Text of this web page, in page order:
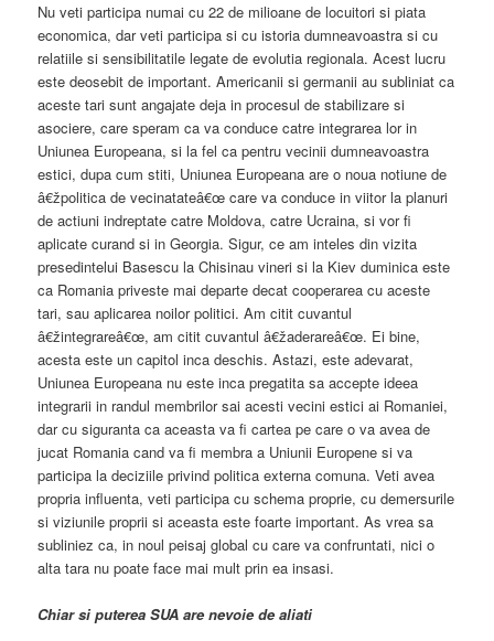
Nu veti participa numai cu 22 de milioane de locuitori si piata
economica, dar veti participa si cu istoria dumneavoastra si cu
relatiile si sensibilitatile legate de evolutia regionala. Acest lucru
este deosebit de important. Americanii si germanii au subliniat ca
aceste tari sunt angajate deja in procesul de stabilizare si
asociere, care speram ca va conduce catre integrarea lor in
Uniunea Europeana, si la fel ca pentru vecinii dumneavoastra
estici, dupa cum stiti, Uniunea Europeana are o noua notiune de
â€žpolitica de vecinatateâ€œ care va conduce in viitor la planuri
de actiuni indreptate catre Moldova, catre Ucraina, si vor fi
aplicate curand si in Georgia. Sigur, ce am inteles din vizita
presedintelui Basescu la Chisinau vineri si la Kiev duminica este
ca Romania priveste mai departe decat cooperarea cu aceste
tari, sau aplicarea noilor politici. Am citit cuvantul
â€žintegrareâ€œ, am citit cuvantul â€žaderareâ€œ. Ei bine,
acesta este un capitol inca deschis. Astazi, este adevarat,
Uniunea Europeana nu este inca pregatita sa accepte ideea
integrarii in randul membrilor sai acesti vecini estici ai Romaniei,
dar cu siguranta ca aceasta va fi cartea pe care o va avea de
jucat Romania cand va fi membra a Uniunii Europene si va
participa la deciziile privind politica externa comuna. Veti avea
propria influenta, veti participa cu schema proprie, cu demersurile
si viziunile proprii si aceasta este foarte important. As vrea sa
subliniez ca, in noul peisaj global cu care va confruntati, nici o
alta tara nu poate face mai mult prin ea insasi.
Chiar si puterea SUA are nevoie de aliati